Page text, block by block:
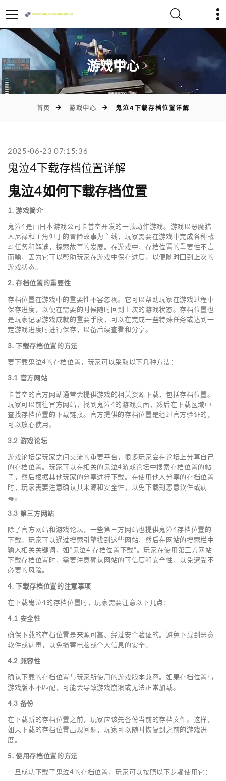
)
游戏中心
首页 游戏中心 鬼泣4下载存档位置详解
2025-06-23 07:15:36
鬼泣4下载存档位置详解
鬼泣4如何下载存档位置
1. 游戏简介
鬼泣4是由日本游戏公司卡普空开发的一款动作游戏。游戏以恶魔猎
人尼禄和主角但丁的冒险故事为主线，玩家需要在游戏中完成各种战
斗任务和解谜，探索故事的发展。在游戏中，存档位置的重要性不言
而喻，因为它可以帮助玩家在游戏中保存进度，以便随时回到上次的
游戏状态。
2. 存档位置的重要性
存档位置在游戏中的重要性不容忽视。它可以帮助玩家在游戏过程中
保存进度，以便在需要的时候随时回到上次的游戏状态。存档位置也
是玩家记录游戏成就的重要手段，可以在完成一些特殊任务或达到一
定游戏进度时进行保存，以备后续查看和分享。
3. 下载存档位置的方法
要下载鬼泣4的存档位置，玩家可以采取以下几种方法：
3.1 官方网站
卡普空的官方网站通常会提供游戏的相关资源下载，包括存档位置。
玩家可以前往官方网站，找到鬼泣4的游戏页面，然后在下载区域中
查找存档位置的下载链接。官方提供的存档位置是经过官方验证的，
可以放心使用。
3.2 游戏论坛
游戏论坛是玩家之间交流的重要平台，很多玩家会在论坛上分享自己
的存档位置。玩家可以在相关的鬼泣4游戏论坛中搜索存档位置的帖
子，然后根据其他玩家的分享进行下载。在使用他人分享的存档位置
时，玩家需要注意确认其来源和安全性，以免下载到恶意软件或病
毒。
3.3 第三方网站
除了官方网站和游戏论坛，一些第三方网站也提供鬼泣4存档位置的
下载。玩家可以通过搜索引擎找到这些网站，然后在网站的搜索栏中
输入相关关键词，如“鬼泣4 存档位置下载”。玩家在使用第三方网站
下载存档位置时，需要注意确认网站的可信度和安全性，以免遭受不
必要的风险。
4. 下载存档位置的注意事项
在下载鬼泣4的存档位置时，玩家需要注意以下几点：
4.1 安全性
确保下载的存档位置是来源可靠、经过安全验证的。避免下载到恶意
软件或病毒，以免损害电脑或个人信息的安全。
4.2 兼容性
确认下载的存档位置与玩家所使用的游戏版本兼容。如果存档位置与
游戏版本不匹配，可能会导致游戏崩溃或无法正常加载。
4.3 备份
在下载新的存档位置之前，玩家应该先备份当前的存档文件。这样，
如果下载的存档位置出现问题，玩家可以随时恢复到之前的游戏进
度。
5. 使用存档位置的方法
一旦成功下载了鬼泣4的存档位置，玩家可以按照以下步骤使用它：